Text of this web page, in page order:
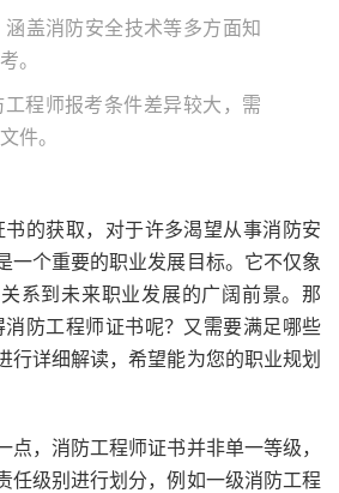
盖消防安全技术等多方面知
。
程师报考条件差异较大，需
件。
的获取，对于许多渴望从事消防安
一个重要的职业发展目标。它不仅象
系到未来职业发展的广阔前景。那
防工程师证书呢？又需要满足哪些
行详细解读，希望能为您的职业规划
点，消防工程师证书并非单一等级，
任级别进行划分，例如一级消防工程